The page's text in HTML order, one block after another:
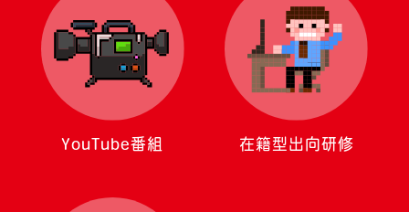
YouTube番組 在籍型出向研修